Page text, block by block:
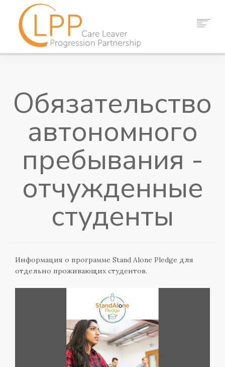
РЕСУРСЫ
НОВОСТИ
ПОИСК
Обязательство
автономного
пребывания -
отчужденные
студенты
Информация о программе Stand Alone Pledge для
отдельно проживающих студентов.